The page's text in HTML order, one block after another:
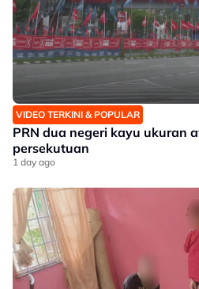
VIDEO TERKINI & POPULAR
PRN dua negeri kayu ukuran
persekutuan
1 day ago